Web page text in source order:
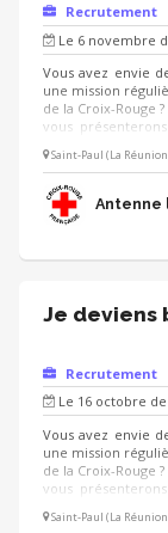
Recrutement
Le 6 novembre
Vous avez envie
une mission
de la Croix-Rouge
vous
identifier celles
Saint-Paul (La
Antenne
Je deviens
Recrutement
Le 16 octobre de
Vous avez envie
une mission
de la Croix-Rouge
vous
identifier celles
Saint-Paul (La